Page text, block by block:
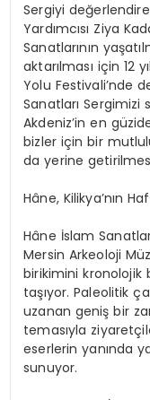
Sergiyi
Yardımcısı Ziya
Sanatlarının
aktarılması için 12
Yolu Festivali’nde
Sanatları
Akdeniz’in en
bizler için bir
da yerine
Hâne, Kilikya’nın
Hâne İslam
Mersin Arkeoloji
birikimini
taşıyor. Paleolitik
uzanan geniş bir
temasıyla
eserlerin yanında
sunuyor.